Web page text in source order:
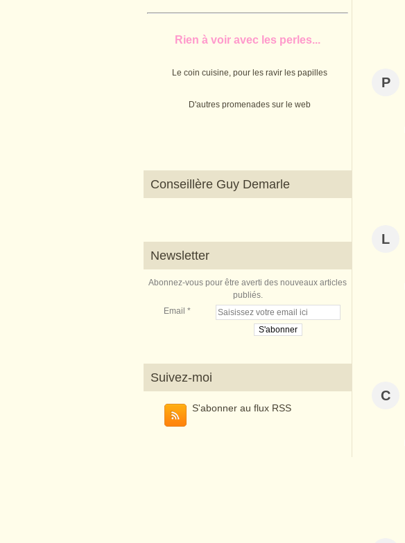
Rien à voir avec les perles...
Le coin cuisine, pour les ravir les papilles
D'autres promenades sur le web
Conseillère Guy Demarle
Newsletter
Abonnez-vous pour être averti des nouveaux articles
publiés.
Email
Suivez-moi
S'abonner au flux RSS
P
L
C